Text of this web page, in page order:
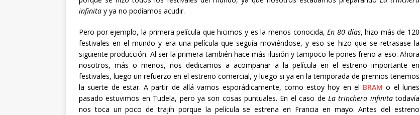
infinita y ya no podíamos acudir.
Pero por ejemplo, la primera película que hicimos y es la menos conocida,En 80 días, hizo más de 120
festivales en el mundo y era una película que seguía moviéndose, y eso se hizo que se retrasase la
siguiente producción. Al ser la primera también hace más ilusión y tampoco le pones freno a eso. Ahora
nosotros, más o menos, nos dedicamos a acompañar a la película en el estreno importante en
festivales, luego un refuerzo en el estreno comercial, y luego si ya en la temporada de premios tenemos
la suerte de estar. A partir de allá vamos esporádicamente, como estoy hoy en el BRAM o el lunes
pasado estuvimos en Tudela, pero ya son cosas puntuales. En el caso de La trinchera infinitatodavía
nos toca un poco de trajín porque la película se estrena en Francia en mayo. Antes del estreno